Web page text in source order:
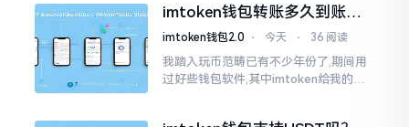
imtoken钱包转账多久到账？
一文说清楚
imtoken钱包2.0 ⋅ 今天 ⋅ 36 阅读
我踏入玩币范畴已有不少年份了,期间用
过好些钱包软件,其中imtoken给我的整